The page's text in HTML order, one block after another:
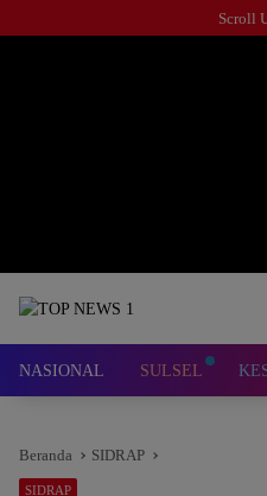
ke
Scroll
NASIONAL SULSEL
Beranda SIDRAP
SIDRAP